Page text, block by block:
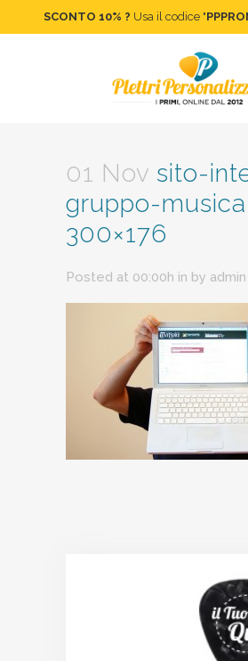
SCONTO 10% ? Usa il codice "
sito-internet-
musicale-
01 Nov sito-
gruppo-
300×176
Posted at 00:00h in by admin